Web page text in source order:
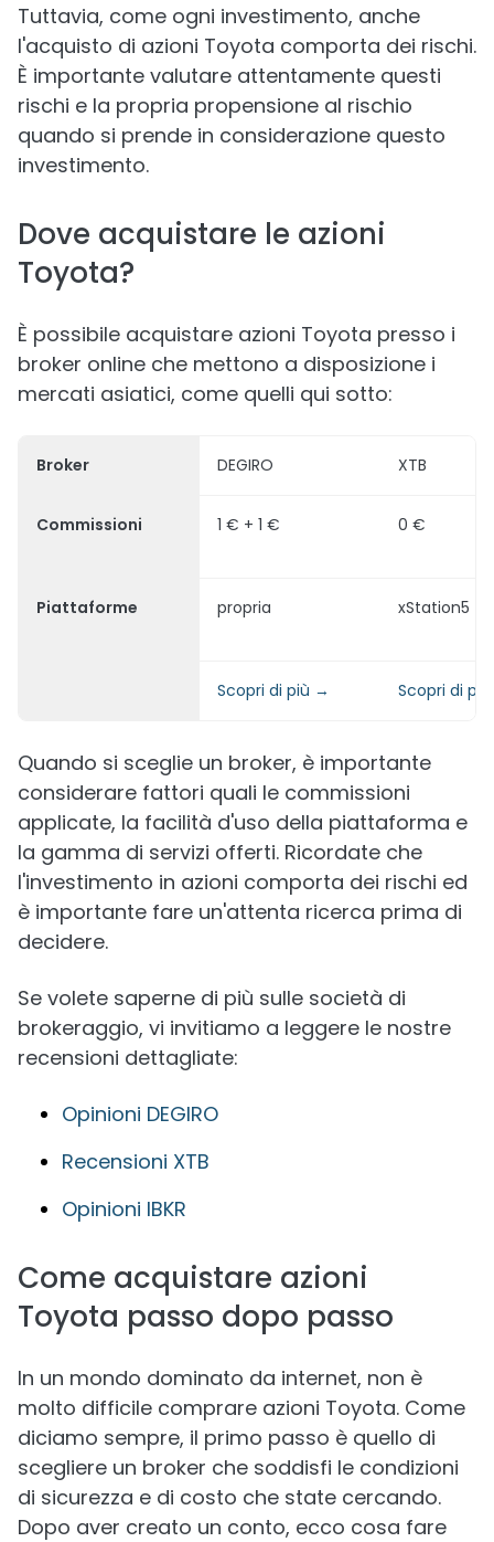
Tuttavia, come ogni investimento, anche
l'acquisto di azioni Toyota comporta dei rischi.
È importante valutare attentamente questi
rischi e la propria propensione al rischio
quando si prende in considerazione questo
investimento.
Dove acquistare le azioni
Toyota?
È possibile acquistare azioni Toyota presso i
broker online che mettono a disposizione i
mercati asiatici, come quelli qui sotto:
Broker DEGIRO XTB
Commissioni 1 € + 1 € 0 €
Piattaforme propria xStation5
Scopri di più → Scopri di
Quando si sceglie un broker, è importante
considerare fattori quali le commissioni
applicate, la facilità d'uso della piattaforma e
la gamma di servizi offerti. Ricordate che
l'investimento in azioni comporta dei rischi ed
è importante fare un'attenta ricerca prima di
decidere.
Se volete saperne di più sulle società di
brokeraggio, vi invitiamo a leggere le nostre
recensioni dettagliate:
Opinioni DEGIRO
Recensioni XTB
Opinioni IBKR
Come acquistare azioni
Toyota passo dopo passo
In un mondo dominato da internet, non è
molto difficile comprare azioni Toyota. Come
diciamo sempre, il primo passo è quello di
scegliere un broker che soddisfi le condizioni
di sicurezza e di costo che state cercando.
Dopo aver creato un conto, ecco cosa fare